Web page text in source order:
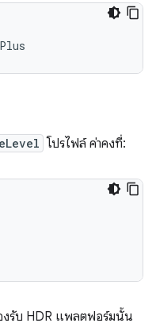
โปรไฟล์ ค่าคงที่:
รับ HDR แพลตฟอร์มนั้น